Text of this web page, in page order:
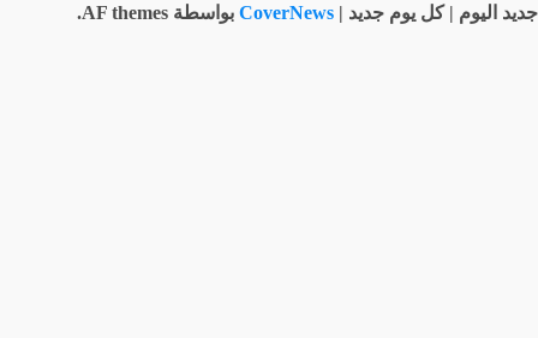
جديد اليوم | كل يوم جديد |
CoverNews بواسطة AF themes.